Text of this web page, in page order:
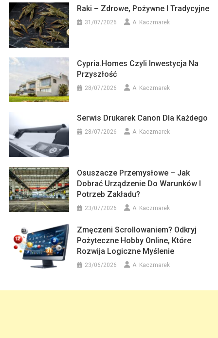
Raki – Zdrowe, Pożywne I Tradycyjne
31/07/2026 A. Kaczmarek
Cypria.homes Czyli Inwestycja Na
Przyszłość
28/07/2026 A. Kaczmarek
Serwis Drukarek Canon Dla Każdego
28/07/2026 A. Kaczmarek
Osuszacze Przemysłowe – Jak
Dobrać Urządzenie Do Warunków I
Potrzeb Zakładu?
23/07/2026 A. Kaczmarek
Zmęczeni Scrollowaniem? Odkryj
Pożyteczne Hobby Online, Które
Rozwija Logiczne Myślenie
23/06/2026 A. Kaczmarek